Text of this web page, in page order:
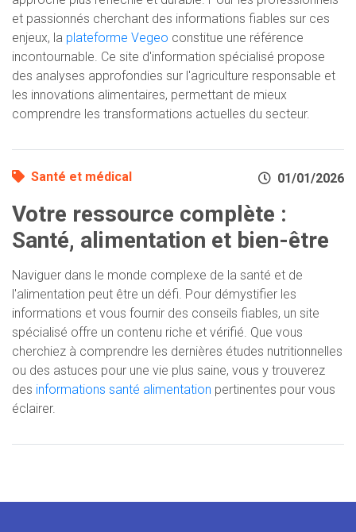
et passionnés cherchant des informations fiables sur ces
enjeux, la plateforme Vegeo constitue une référence
incontournable. Ce site d'information spécialisé propose
des analyses approfondies sur l'agriculture responsable et
les innovations alimentaires, permettant de mieux
comprendre les transformations actuelles du secteur.
Santé et médical 01/01/2026
Votre ressource complète :
Santé, alimentation et bien-être
Naviguer dans le monde complexe de la santé et de
l'alimentation peut être un défi. Pour démystifier les
informations et vous fournir des conseils fiables, un site
spécialisé offre un contenu riche et vérifié. Que vous
cherchiez à comprendre les dernières études nutritionnelles
ou des astuces pour une vie plus saine, vous y trouverez
des informations santé alimentation pertinentes pour vous
éclairer.